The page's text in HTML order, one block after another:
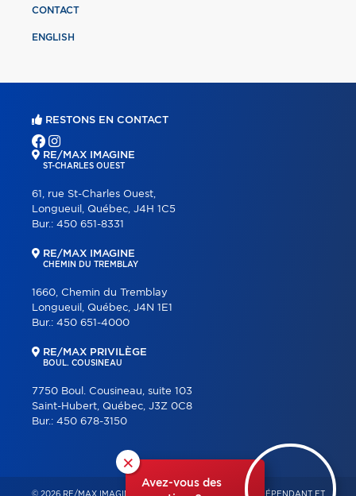
×
Avez-vous des
CONTACT
ENGLISH
RESTONS EN CONTACT
RE/MAX IMAGINE
ST-CHARLES OUEST
61, rue St-Charles Ouest,
Longueuil, Québec, J4H 1C5
Bur.: 450 651-8331
RE/MAX IMAGINE
CHEMIN DU TREMBLAY
1660, Chemin du Tremblay
Longueuil, Québec, J4N 1E1
Bur.: 450 651-4000
RE/MAX PRIVILÈGE
BOUL. COUSINEAU
7750 Boul. Cousineau, suite 103
Saint-Hubert, Québec, J3Z 0C8
Bur.: 450 678-3150